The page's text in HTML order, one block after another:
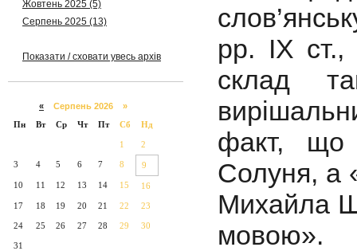
Жовтень 2025 (5)
Серпень 2025 (13)
Показати / сховати увесь архів
« Серпень 2026 »
Пн
Вт Ср Чт Пт Сб Нд
1 2
3 4 5 6 7 8 9
10 11 12 13 14 15 16
17 18 19 20 21 22 23
24 25 26 27 28 29 30
31
рр. ІХ ст.,
склад
факт, що
Солуня, а
Михайла
мовою».